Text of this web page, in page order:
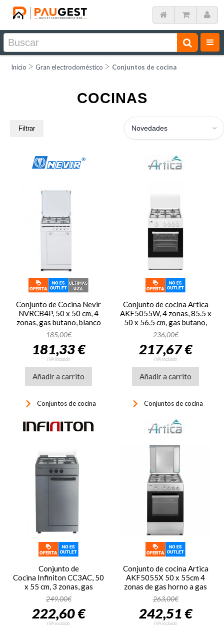
Inicio Gran electrodoméstico Conjuntos de cocina
COCINAS
Filtrar Novedades
Conjunto de Cocina Nevir
NVRCB4P, 50 x 50 cm, 4
zonas, gas butano, blanco
185,00€
181,33 €
IVA incluido
Añadir a carrito
keyboard_arrow_right Conjuntos de cocina
Conjunto de cocina Artica
AKF5055W, 4 zonas, 85.5 x
50 x 56.5 cm, gas butano,
horno a gas, blanco
236,00€
217,67 €
IVA incluido
Añadir a carrito
keyboard_arrow_right Conjuntos de cocina
Conjunto de
Cocina Infiniton CC3AC, 50
x 55 cm, 3 zonas, gas
butano, sin horno, plata
249,00€
222,60 €
IVA incluido
Conjunto de cocina Artica
AKF5055X 50 x 55cm 4
zonas de gas horno a gas
tapa metálica inox
263,00€
242,51 €
IVA incluido